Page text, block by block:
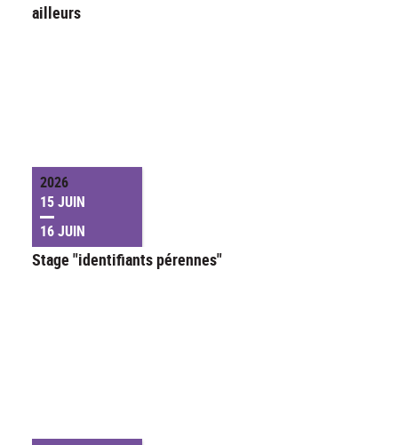
ailleurs
2026
15 JUIN
16 JUIN
Stage "identifiants pérennes"